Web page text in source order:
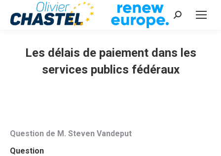
Recherche
Les délais de paiement dans les
services publics fédéraux
Question de M. Steven Vandeput
Question